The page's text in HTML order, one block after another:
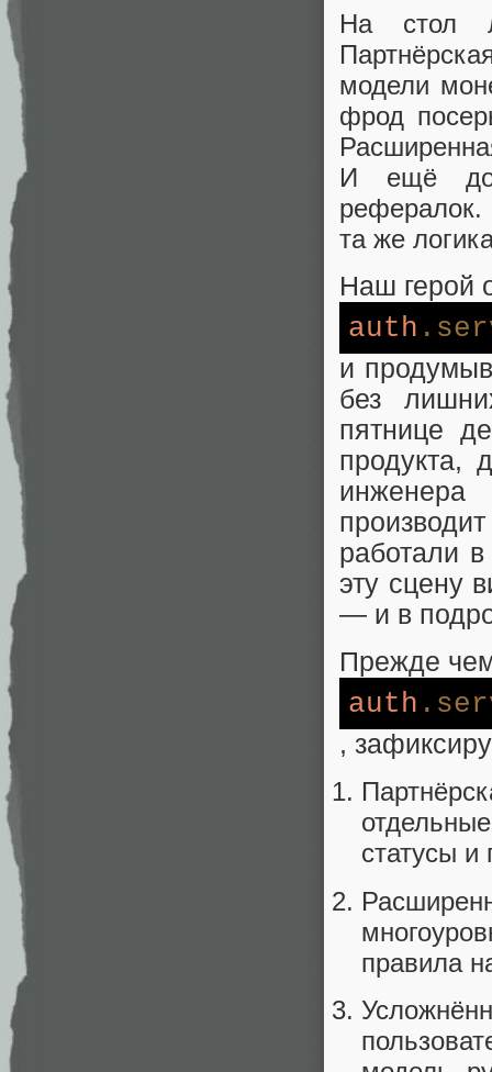
На стол
модели
фрод
И ещё
та же
Наш герой
auth
и
без
пятнице
продукта,
работали
эту сцену
— и в
Прежде чем
auth
,
статусы
правила